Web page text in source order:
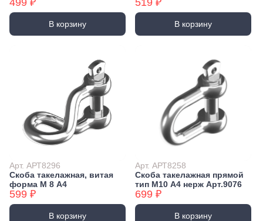
В корзину В корзину
Арт. АРТ8296
Скоба такелажная, витая
форма М 8 А4
599 ₽
В корзину
Арт. АРТ8258
Скоба такелажная прямой
тип М10 А4 нерж Арт.9076
699 ₽
В корзину